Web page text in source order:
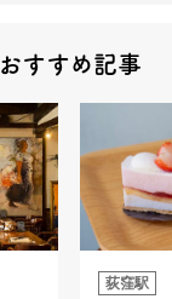
おすすめ記事
荻窪駅